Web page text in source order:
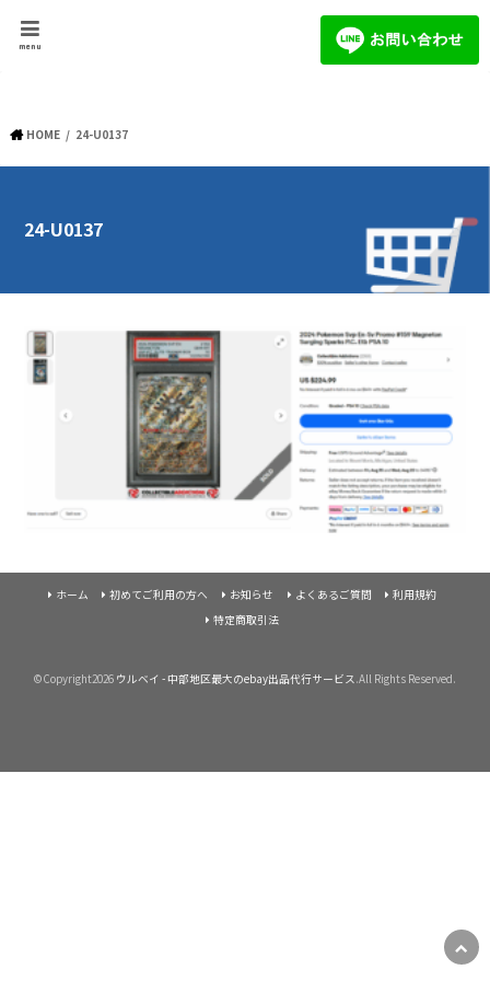
menu
HOME 24-U0137
24-U0137
ホーム 初めてご利用の方へ お知らせ よくあるご質問
利用規約
特定商取引法
©Copyright2026 ウルベイ - 中部地区最大のebay出品代行サービス.All Rights Reserved.